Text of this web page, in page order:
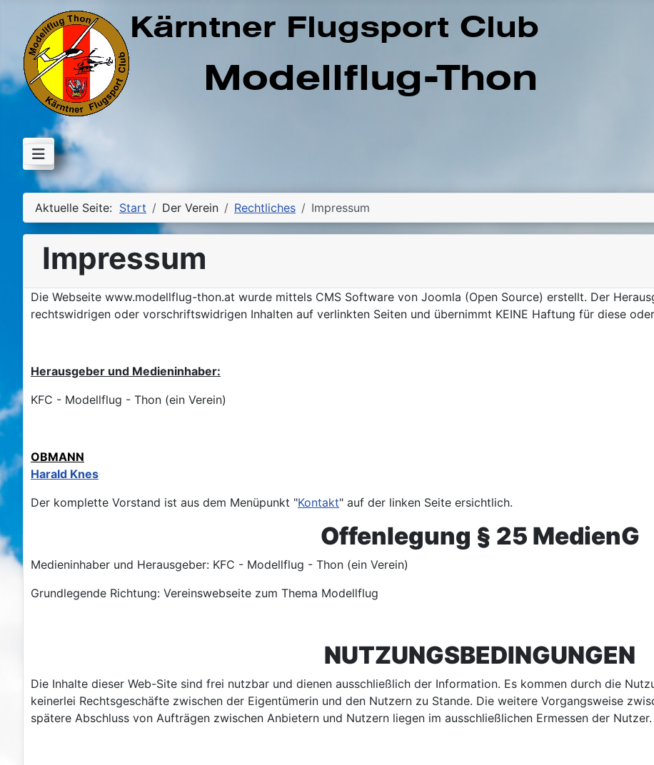
Aktuelle Seite: Start Der Verein Rechtliches Impressum
Impressum
Die Webseite www.modellflug-thon.at wurde mittels CMS Software von Joomla (Open Source) erstellt. Der
rechtswidrigen oder vorschriftswidrigen Inhalten auf verlinkten Seiten und übernimmt KEINE Haftung für diese
Herausgeber und Medieninhaber:
KFC - Modellflug - Thon (ein Verein)
OBMANN
Harald Knes
Der komplette Vorstand ist aus dem Menüpunkt "Kontakt" auf der linken Seite ersichtlich.
Offenlegung § 25 MedienG
Medieninhaber und Herausgeber: KFC - Modellflug - Thon (ein Verein)
Grundlegende Richtung: Vereinswebseite zum Thema Modellflug
NUTZUNGSBEDINGUNGEN
Die Inhalte dieser Web-Site sind frei nutzbar und dienen ausschließlich der Information. Es kommen durch die
keinerlei Rechtsgeschäfte zwischen der Eigentümerin und den Nutzern zu Stande. Die weitere Vorgangsweise
spätere Abschluss von Aufträgen zwischen Anbietern und Nutzern liegen im ausschließlichen Ermessen der Nutzer.